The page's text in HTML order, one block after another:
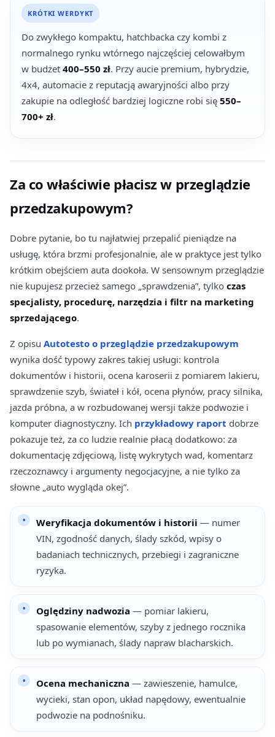
KRÓTKI WERDYKT
Do zwykłego kompaktu, hatchbacka czy kombi z
normalnego rynku wtórnego najczęściej celowałbym
w budżet 400–550 zł. Przy aucie premium, hybrydzie,
4x4, automacie z reputacją awaryjności albo przy
zakupie na odległość bardziej logiczne robi się 550–
700+ zł.
Za co właściwie płacisz w przeglądzie
przedzakupowym?
Dobre pytanie, bo tu najłatwiej przepalić pieniądze na
usługę, która brzmi profesjonalnie, ale w praktyce jest tylko
krótkim obejściem auta dookoła. W sensownym przeglądzie
nie kupujesz przecież samego „sprawdzenia”, tylko czas
specjalisty, procedurę, narzędzia i filtr na marketing
sprzedającego.
Z opisu Autotesto o przeglądzie przedzakupowym
wynika dość typowy zakres takiej usługi: kontrola
dokumentów i historii, ocena karoserii z pomiarem lakieru,
sprawdzenie szyb, świateł i kół, ocena płynów, pracy silnika,
jazda próbna, a w rozbudowanej wersji także podwozie i
komputer diagnostyczny. Ich przykładowy raport dobrze
pokazuje też, za co ludzie realnie płacą dodatkowo: za
dokumentację zdjęciową, listę wykrytych wad, komentarz
rzeczoznawcy i argumenty negocjacyjne, a nie tylko za
słowne „auto wygląda okej”.
Weryfikacja dokumentów i historii — numer
VIN, zgodność danych, ślady szkód, wpisy o
badaniach technicznych, przebiegi i zagraniczne
ryzyka.
Oględziny nadwozia — pomiar lakieru,
spasowanie elementów, szyby z jednego rocznika
lub po wymianach, ślady napraw blacharskich.
Ocena mechaniczna — zawieszenie, hamulce,
wycieki, stan opon, układ napędowy, ewentualnie
podwozie na podnośniku.